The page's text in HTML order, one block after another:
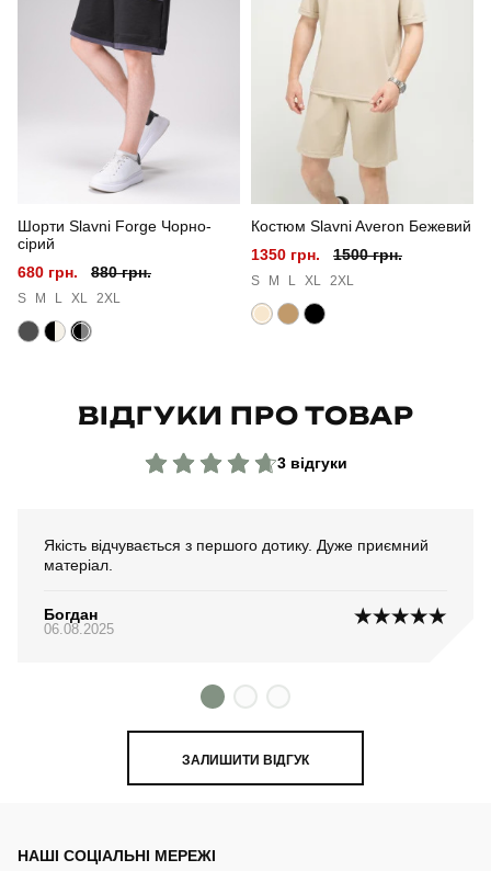
повсякденний
Склад тканини 100% бавовна
Країна - виробник
Шорти Slavni Forge Чорно-
сірий
680 грн.
880 грн.
S M L XL 2XL
Костюм Slavni Averon Бежевий
1350 грн.
1500 грн.
S M L XL 2XL
ВІДГУКИ ПРО ТОВАР
3 відгуки
Якість відчувається з першого дотику. Дуже приємний
матеріал.
Богдан
06.08.2025
ЗАЛИШИТИ ВІДГУК
НАШІ СОЦІАЛЬНІ МЕРЕЖІ